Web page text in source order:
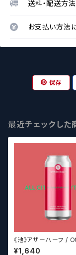
送料・配送方
お支払い方法
保存
最近チェックした
《池》アザーハーフ /
f DDH All Citra
¥1,640